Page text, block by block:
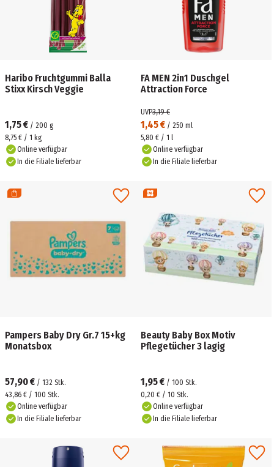
Haribo Fruchtgummi Balla
Stixx Kirsch Veggie
1,75 € / 200 g
8,75 € / 1 kg
Online verfügbar
In die Filiale lieferbar
FA MEN 2in1 Duschgel
Attraction Force
1,45 € / 250 ml
UVP3,19 €
5,80 € / 1 l
Online verfügbar
In die Filiale lieferbar
Pampers Baby Dry Gr.7 15+kg
Monatsbox
57,90 € / 132 Stk.
43,86 € / 100 Stk.
Online verfügbar
In die Filiale lieferbar
Beauty Baby Box Motiv
Pflegetücher 3 lagig
1,95 € / 100 Stk.
0,20 € / 10 Stk.
Online verfügbar
In die Filiale lieferbar